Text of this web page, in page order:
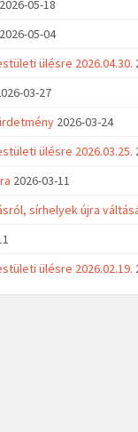
2026-05-18
2026-05-04
ülésre 2026.04.30.
03-27
2026-03-24
ülésre 2026.03.25.
2026-03-11
sírhelyek újra
ülésre 2026.02.19.